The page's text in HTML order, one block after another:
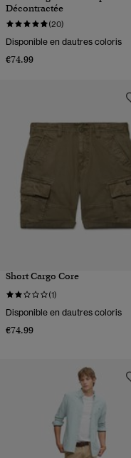
Décontractée
(20)
Disponible en dautres coloris
€74.99
Short Cargo Core
(1)
Disponible en dautres coloris
€74.99